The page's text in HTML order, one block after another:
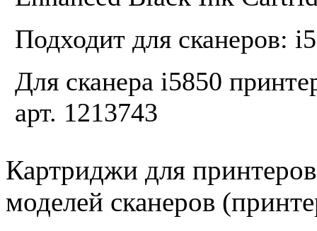
Подходит для сканеров:
Для сканера i5850
арт. 1213743
Картриджи для
моделей сканеров